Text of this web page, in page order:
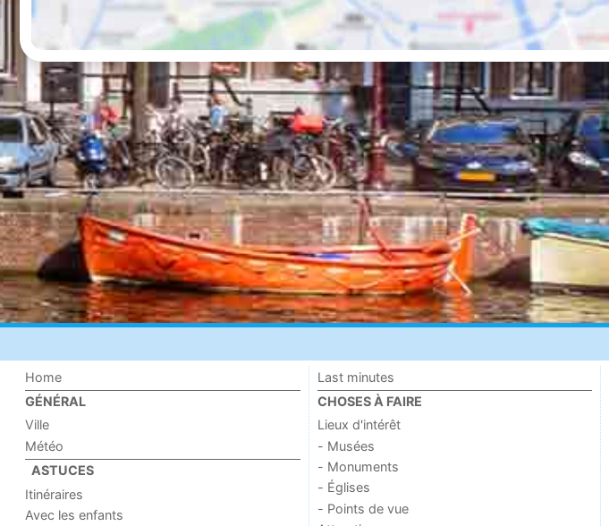
Home
GÉNÉRAL
Ville
Météo
ASTUCES
Itinéraires
Avec les enfants
Last minutes
CHOSES À FAIRE
Lieux d'intérêt
- Musées
- Monuments
- Églises
- Points de vue